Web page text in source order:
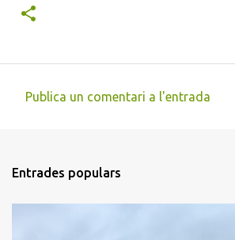
e
n
Publica un comentari a l'entrada
Entrades populars